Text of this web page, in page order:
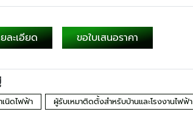
ละเอียด ขอใบเสนอราคา
เนิดไฟฟ้า ผู้รับเหมาติดตั้งสำหรับบ้านและโรงงานไฟฟ้า